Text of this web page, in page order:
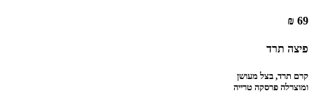
69 ₪
פיצה תרד
קרם תרד, בצל מעושן
ומוצרלה פרסקה טרייה